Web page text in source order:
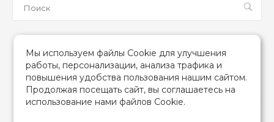
Мы используем файлы Cookie для улучшения
работы, персонализации, анализа трафика и
повышения удобства пользования нашим сайтом.
Продолжая посещать сайт, вы соглашаетесь на
использование нами файлов Cookie.